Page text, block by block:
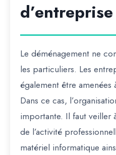
d’entreprise
Le déménagement ne
les particuliers. Les
également être
Dans ce cas,
importante. Il faut veiller
de l’activité
matériel informatique